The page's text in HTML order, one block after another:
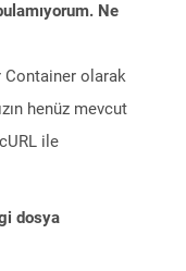
Ne
Container olarak
henüz mevcut
ile
dosya